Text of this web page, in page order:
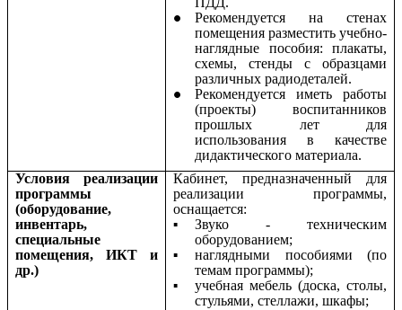
Рекомендуется на стенах
помещения разместить учебно-
наглядные пособия: плакаты,
схемы, стенды с образцами
различных радиодеталей.
Рекомендуется иметь работы
(проекты) воспитанников
прошлых лет для
использования в качестве
дидактического материала.
Условия реализации
программы
(оборудование,
инвентарь,
специальные
помещения, ИКТ и
др.)
Кабинет, предназначенный для
реализации программы,
оснащается:
Звуко - техническим
оборудованием;
наглядными пособиями (по
темам программы);
учебная мебель (доска, столы,
стульями, стеллажи, шкафы;